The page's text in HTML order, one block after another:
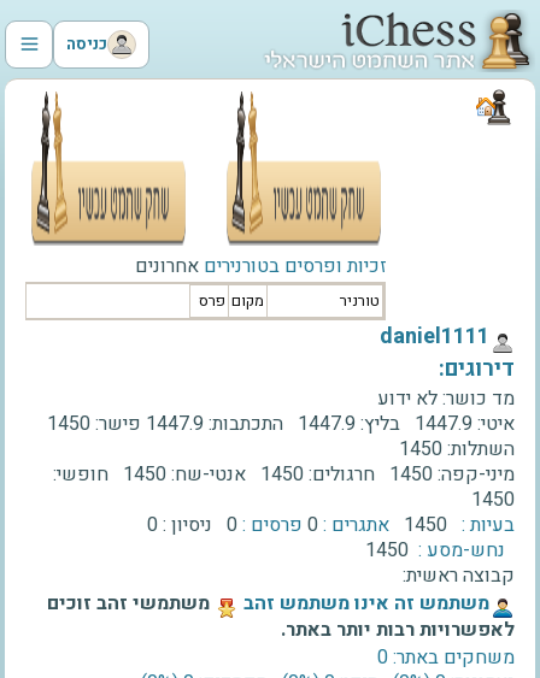
כניסה
זכיות ופרסים בטורנירים אחרונים
טורניר מקום פרס
‫daniel1111‬
דירוגים:
מד כושר:לא ידוע
איטי:1447.9 בליץ:1447.9 התכתבות:1447.9 פישר:1450
השתלות:1450
מיני-קפה:1450 חרגולים:1450 אנטי-שח:1450 חופשי:
1450
בעיות : 1450 אתגרים :0 פרסים :0 ניסיון :0
נחש-מסע : 1450
קבוצה ראשית:
‫משתמש זה אינו משתמש זהב‬
משתמשי זהב זוכים
לאפשרויות רבות יותר באתר.
משחקים באתר: 0